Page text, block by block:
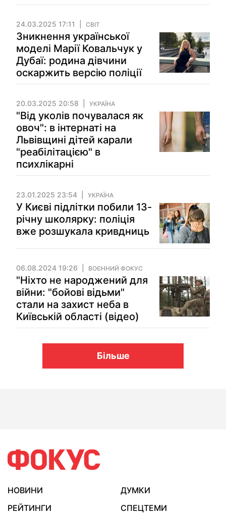
24.03.2025 17:11 СВІТ
Зникнення української
моделі Марії Ковальчук у
Дубаї: родина дівчини
оскаржить версію поліції
20.03.2025 20:58 УКРАЇНА
"Від уколів почувалася як
овоч": в інтернаті на
Львівщині дітей карали
"реабілітацією" в
психлікарні
23.01.2025 23:54 УКРАЇНА
У Києві підлітки побили 13-
річну школярку: поліція
вже розшукала кривдниць
06.08.2024 19:26 ВОЄННИЙ ФОКУС
"Ніхто не народжений для
війни: "бойові відьми"
стали на захист неба в
Київській області (відео)
Більше
НОВИНИ
ДУМКИ
РЕЙТИНГИ
СПЕЦТЕМИ